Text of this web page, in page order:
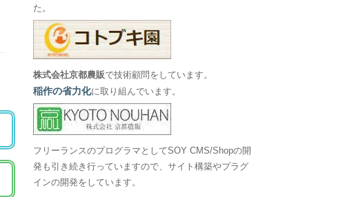
た。
株式会社京都農販で技術顧問をしています。
稲作の省力化に取り組んでいます。
フリーランスのプログラマとしてSOY CMS/Shopの開
発も引き続き行っていますので、サイト構築やプラグ
インの開発をしています。